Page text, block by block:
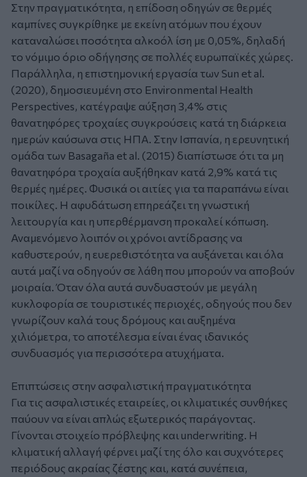
Στην πραγματικότητα, η επίδοση οδηγών σε θερμές
καμπίνες συγκρίθηκε με εκείνη ατόμων που έχουν
καταναλώσει ποσότητα αλκοόλ ίση με 0,05%, δηλαδή
το νόμιμο όριο οδήγησης σε πολλές ευρωπαϊκές χώρες.
Παράλληλα, η επιστημονική εργασία των Sun et al.
(2020), δημοσιευμένη στο Environmental Health
Perspectives, κατέγραψε αύξηση 3,4% στις
θανατηφόρες τροχαίες συγκρούσεις κατά τη διάρκεια
ημερών καύσωνα στις ΗΠΑ. Στην Ισπανία, η ερευνητική
ομάδα των Basagaña et al. (2015) διαπίστωσε ότι τα μη
θανατηφόρα τροχαία αυξήθηκαν κατά 2,9% κατά τις
θερμές ημέρες. Φυσικά οι αιτίες για τα παραπάνω είναι
ποικίλες. Η αφυδάτωση επηρεάζει τη γνωστική
λειτουργία και η υπερθέρμανση προκαλεί κόπωση.
Αναμενόμενο λοιπόν οι χρόνοι αντίδρασης να
καθυστερούν, η ευερεθιστότητα να αυξάνεται και όλα
αυτά μαζί να οδηγούν σε λάθη που μπορούν να αποβούν
μοιραία. Όταν όλα αυτά συνδυαστούν με μεγάλη
κυκλοφορία σε τουριστικές περιοχές, οδηγούς που δεν
γνωρίζουν καλά τους δρόμους και αυξημένα
χιλιόμετρα, το αποτέλεσμα είναι ένας ιδανικός
συνδυασμός για περισσότερα ατυχήματα.
Επιπτώσεις στην ασφαλιστική πραγματικότητα
Για τις ασφαλιστικές εταιρείες, οι κλιματικές συνθήκες
παύουν να είναι απλώς εξωτερικός παράγοντας.
Γίνονται στοιχείο πρόβλεψης και underwriting. Η
κλιματική αλλαγή φέρνει μαζί της όλο και συχνότερες
περιόδους ακραίας ζέστης και, κατά συνέπεια,